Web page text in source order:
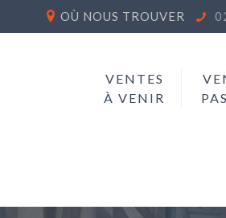
OÙ NOUS TROUVER
VENTES
À VENIR